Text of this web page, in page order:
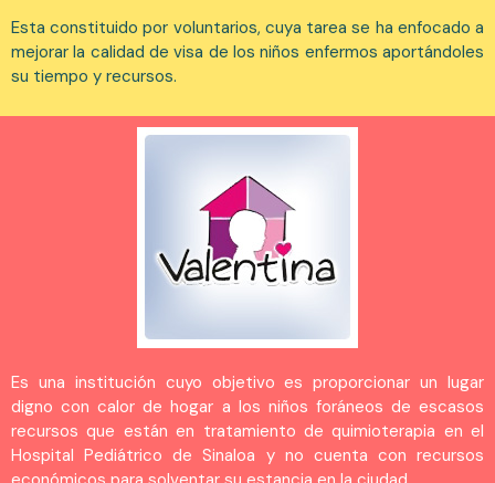
Esta constituido por voluntarios, cuya tarea se ha enfocado a
mejorar la calidad de visa de los niños enfermos aportándoles
su tiempo y recursos.
Es una institución cuyo objetivo es proporcionar un lugar
digno con calor de hogar a los niños foráneos de escasos
recursos que están en tratamiento de quimioterapia en el
Hospital Pediátrico de Sinaloa y no cuenta con recursos